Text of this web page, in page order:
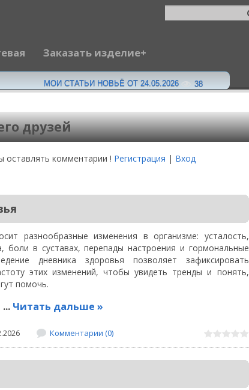
Заказать изделие
МОИ СТАТЬИ НОВЬЁ ОТ 24.05.2026 38
друзей
оставлять комментарии ! Регистрация | Вход
разнообразные изменения в организме: усталость,
боли в суставах, перепады настроения и гормональные
дневника здоровья позволяет зафиксировать
этих изменений, чтобы увидеть тренды и понять,
помочь.
... Читать дальше »
Комментарии (0)